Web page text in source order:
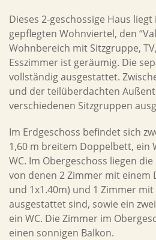
Dieses 2-geschossige Haus
gepflegten Wohnviertel, den
Wohnbereich mit Sitzgruppe,
Esszimmer ist geräumig. Die
vollständig ausgestattet.
und der teilüberdachten
verschiedenen Sitzgruppen
Im Erdgeschoss befindet sich
1,60 m breitem Doppelbett, ein
WC. Im Obergeschoss liegen
von denen 2 Zimmer mit einem
und 1x1.40m) und 1 Zimmer
ausgestattet sind, sowie ein
ein WC. Die Zimmer im
einen sonnigen Balkon.